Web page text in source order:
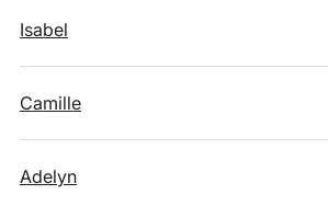
Isabel
Camille
Adelyn